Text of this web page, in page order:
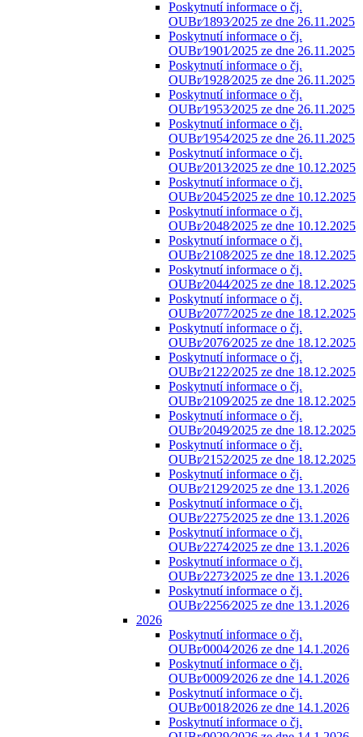
Poskytnutí informace o čj.
OUBr⁄1893⁄2025 ze dne 26.11.2025
Poskytnutí informace o čj.
OUBr⁄1901⁄2025 ze dne 26.11.2025
Poskytnutí informace o čj.
OUBr⁄1928⁄2025 ze dne 26.11.2025
Poskytnutí informace o čj.
OUBr⁄1953⁄2025 ze dne 26.11.2025
Poskytnutí informace o čj.
OUBr⁄1954⁄2025 ze dne 26.11.2025
Poskytnutí informace o čj.
OUBr⁄2013⁄2025 ze dne 10.12.2025
Poskytnutí informace o čj.
OUBr⁄2045⁄2025 ze dne 10.12.2025
Poskytnutí informace o čj.
OUBr⁄2048⁄2025 ze dne 10.12.2025
Poskytnutí informace o čj.
OUBr⁄2108⁄2025 ze dne 18.12.2025
Poskytnutí informace o čj.
OUBr⁄2044⁄2025 ze dne 18.12.2025
Poskytnutí informace o čj.
OUBr⁄2077⁄2025 ze dne 18.12.2025
Poskytnutí informace o čj.
OUBr⁄2076⁄2025 ze dne 18.12.2025
Poskytnutí informace o čj.
OUBr⁄2122⁄2025 ze dne 18.12.2025
Poskytnutí informace o čj.
OUBr⁄2109⁄2025 ze dne 18.12.2025
Poskytnutí informace o čj.
OUBr⁄2049⁄2025 ze dne 18.12.2025
Poskytnutí informace o čj.
OUBr⁄2152⁄2025 ze dne 18.12.2025
Poskytnutí informace o čj.
OUBr⁄2129⁄2025 ze dne 13.1.2026
Poskytnutí informace o čj.
OUBr⁄2275⁄2025 ze dne 13.1.2026
Poskytnutí informace o čj.
OUBr⁄2274⁄2025 ze dne 13.1.2026
Poskytnutí informace o čj.
OUBr⁄2273⁄2025 ze dne 13.1.2026
Poskytnutí informace o čj.
OUBr⁄2256⁄2025 ze dne 13.1.2026
2026
Poskytnutí informace o čj.
OUBr⁄0004⁄2026 ze dne 14.1.2026
Poskytnutí informace o čj.
OUBr⁄0009⁄2026 ze dne 14.1.2026
Poskytnutí informace o čj.
OUBr⁄0018⁄2026 ze dne 14.1.2026
Poskytnutí informace o čj.